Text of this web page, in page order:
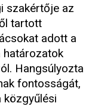
szakértője az
tartott
adott a
határozatok
Hangsúlyozta
fontosságát,
közgyűlési